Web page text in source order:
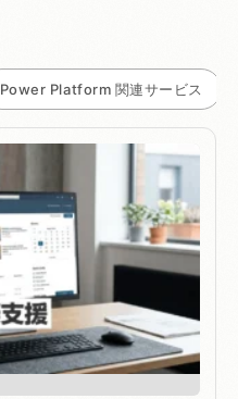
Power Platform 関連サービス